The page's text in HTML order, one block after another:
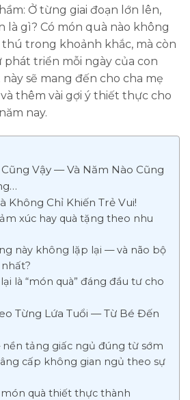
Ở từng giai đoạn lớn lên,
là gì? Có món quà nào không
trong khoảnh khắc, mà còn
triển mỗi ngày của con
sẽ mang đến cho cha mẹ
thêm vài gợi ý thiết thực cho
nay.
Vậy — Và Năm Nào Cũng
Không Chỉ Khiến Trẻ Vui!
xúc hay quà tặng theo nhu
này không lặp lại — và não bộ
là “món quà” đáng đầu tư cho
Từng Lứa Tuổi — Từ Bé Đến
nền tảng giấc ngủ đúng từ sớm
cấp không gian ngủ theo sự
món quà thiết thực thành